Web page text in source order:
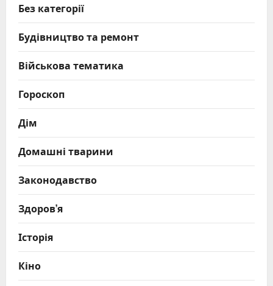
Без категорії
Будівництво та ремонт
Військова тематика
Гороскоп
Дім
Домашні тварини
Законодавство
Здоров’я
Історія
Кіно